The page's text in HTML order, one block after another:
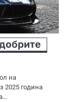
на
2025 година